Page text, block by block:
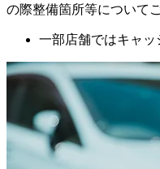
の際整備箇所等について
一部店舗ではキャッ